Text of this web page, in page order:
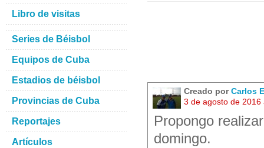
Creado porCarlos
3 de agosto de 2016
Propongo
domingo.
Libro de visitas
Series de Béisbol
Equipos de Cuba
Estadios de béisbol
Provincias de Cuba
Reportajes
Artículos